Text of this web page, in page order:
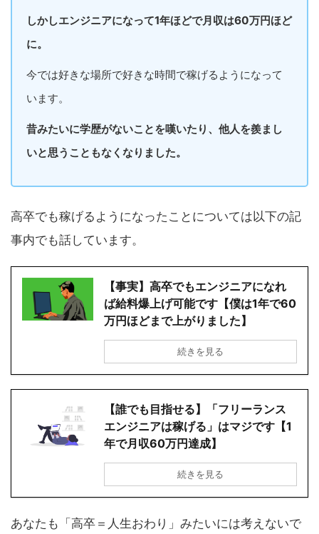
しかしエンジニアになって1年ほどで月収は60万円ほど
に。
今では好きな場所で好きな時間で稼げるようになって
います。
昔みたいに学歴がないことを嘆いたり、他人を羨まし
いと思うこともなくなりました。
高卒でも稼げるようになったことについては以下の記
事内でも話しています。
【事実】高卒でもエンジニアになれ
ば給料爆上げ可能です【僕は1年で60
万円ほどまで上がりました】
続きを見る
【誰でも目指せる】「フリーランス
エンジニアは稼げる」はマジです【1
年で月収60万円達成】
続きを見る
あなたも「高卒＝人生おわり」みたいには考えないで